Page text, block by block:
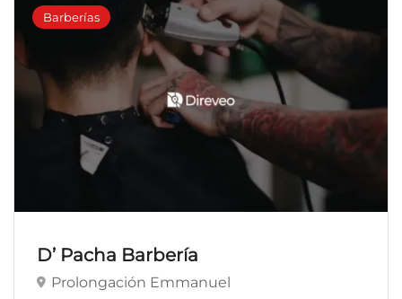
Barberías
D’ Pacha Barbería
Prolongación Emmanuel